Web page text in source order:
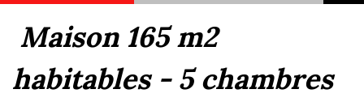
maison 165 m2
habitables - 5 chambres